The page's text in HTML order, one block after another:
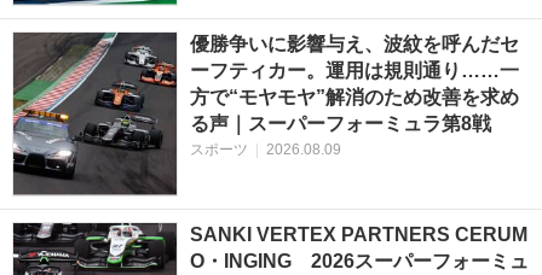
優勝争いに影響与え、波紋を呼んだセ
ーフティカー。運用は規則通り……一
方で“モヤモヤ”解消のため改善を求め
る声｜スーパーフォーミュラ第8戦
スポーツ 2026.08.09
SANKI VERTEX PARTNERS CERUM
O・INGING 2026スーパーフォーミュ